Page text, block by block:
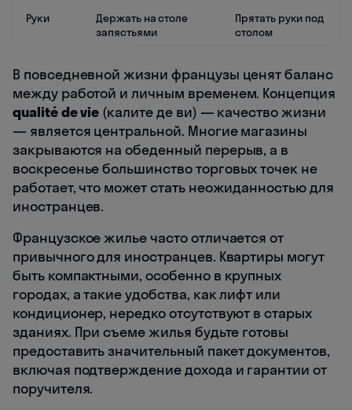
Руки
Держать на столе
запястьями
Прятать руки под
столом
В повседневной жизни французы ценят баланс
между работой и личным временем. Концепция
qualité de vie (калите де ви) — качество жизни
— является центральной. Многие магазины
закрываются на обеденный перерыв, а в
воскресенье большинство торговых точек не
работает, что может стать неожиданностью для
иностранцев.
Французское жилье часто отличается от
привычного для иностранцев. Квартиры могут
быть компактными, особенно в крупных
городах, а такие удобства, как лифт или
кондиционер, нередко отсутствуют в старых
зданиях. При съеме жилья будьте готовы
предоставить значительный пакет документов,
включая подтверждение дохода и гарантии от
поручителя.